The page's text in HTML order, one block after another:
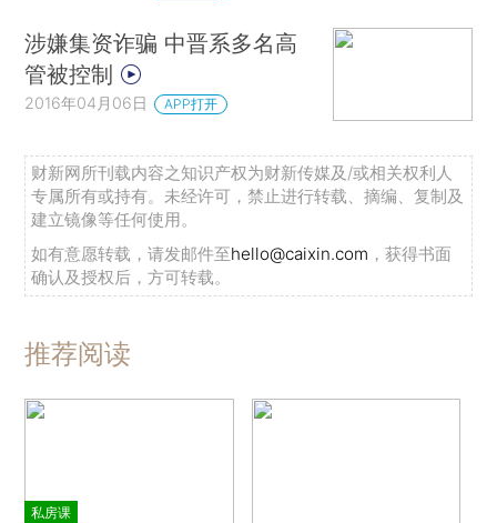
涉嫌集资诈骗 中晋系多名高
管被控制
2016年04月06日 APP打开
财新网所刊载内容之知识产权为财新传媒及/或相关权利人
专属所有或持有。未经许可，禁止进行转载、摘编、复制及
建立镜像等任何使用。
如有意愿转载，请发邮件至hello@caixin.com ，获得书面
确认及授权后，方可转载。
推荐阅读
私房课